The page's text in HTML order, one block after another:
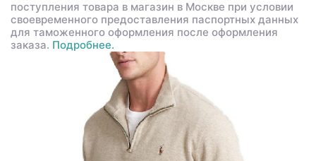
поступления товара в магазин в Москве при условии
своевременного предоставления паспортных данных
для таможенного оформления после оформления
заказа. Подробнее.